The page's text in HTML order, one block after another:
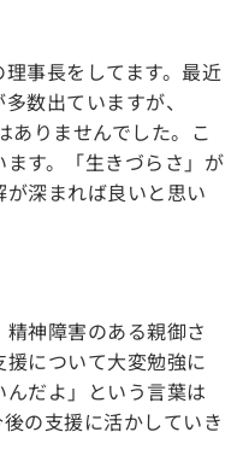
事長をしてます。最近
数出ていますが、
ありませんでした。こ
す。「生きづらさ」が
深まれば良いと思い
神障害のある親御さ
について大変勉強に
だよ」という言葉は
の支援に活かしていき